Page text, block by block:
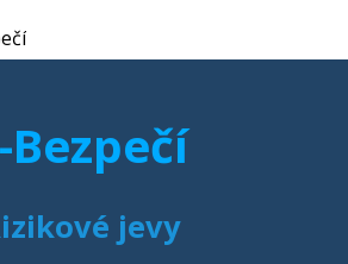
Bezpečí
jevy